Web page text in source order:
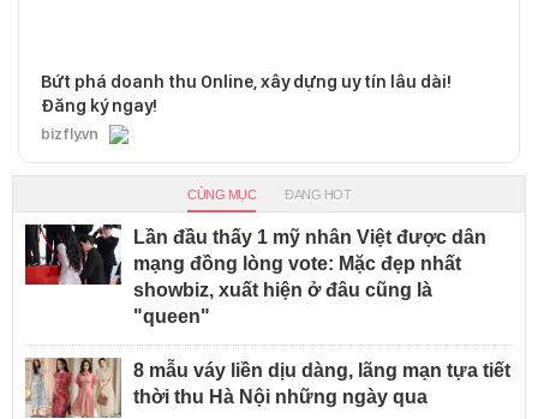
Bứt phá doanh thu Online, xây dựng uy tín lâu dài!
Đăng ký ngay!
bizfly.vn
CÙNG MỤC ĐANG HOT
Lần đầu thấy 1 mỹ nhân Việt được dân
mạng đồng lòng vote: Mặc đẹp nhất
showbiz, xuất hiện ở đâu cũng là
"queen"
8 mẫu váy liền dịu dàng, lãng mạn tựa tiết
thời thu Hà Nội những ngày qua